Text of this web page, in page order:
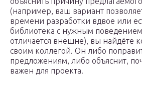
(например, ваш вариант
времени разработки вдвое или
библиотека с нужным
отличается внешне), вы найдёте
своим коллегой. Он либо
предложениям, либо объяснит,
важен для проекта.